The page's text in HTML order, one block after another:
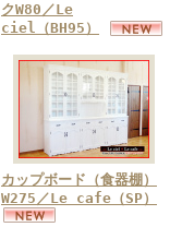
クW80／Le
ciel（BH95）
カップボード（食器棚）
W275／Le cafe（SP）